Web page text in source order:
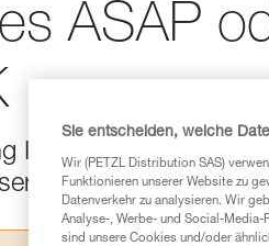
ASAP
Ihres ASAP steht:
einfache Test
Sie entscheiden, welche
Wir (PETZL Distribution SAS)
Funktionieren unserer Website zu
Datenverkehr zu analysieren. Wir
Analyse-, Werbe- und Social-Media-
sind unsere Cookies und/oder